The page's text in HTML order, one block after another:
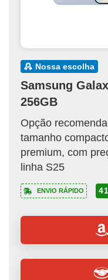
nossa escolha
Samsung
256GB
Opção
tamanho
premium, com
linha S25
ENVIO RÁPIDO